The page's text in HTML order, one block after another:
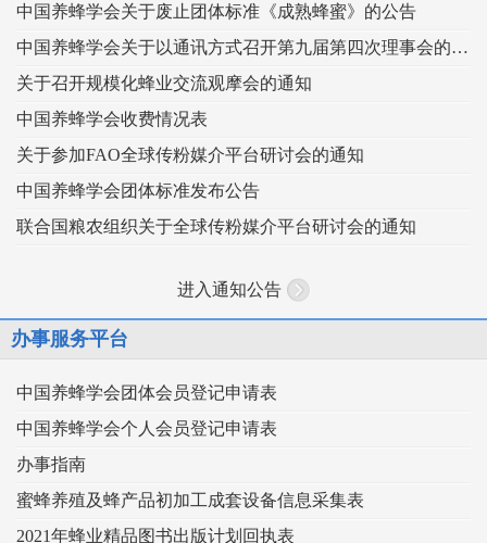
中国养蜂学会关于废止团体标准《成熟蜂蜜》的公告
中国养蜂学会关于以通讯方式召开第九届第四次理事会的通知
关于召开规模化蜂业交流观摩会的通知
中国养蜂学会收费情况表
关于参加FAO全球传粉媒介平台研讨会的通知
中国养蜂学会团体标准发布公告
联合国粮农组织关于全球传粉媒介平台研讨会的通知
进入通知公告
办事服务平台
中国养蜂学会团体会员登记申请表
中国养蜂学会个人会员登记申请表
办事指南
蜜蜂养殖及蜂产品初加工成套设备信息采集表
2021年蜂业精品图书出版计划回执表